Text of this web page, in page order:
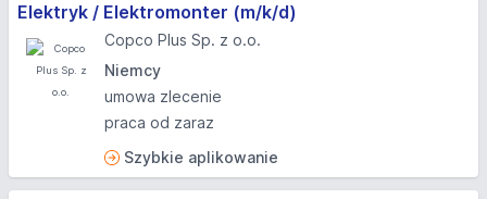
Elektryk / Elektromonter (m/k/d)
Copco Plus Sp. z o.o.
Niemcy
umowa zlecenie
praca od zaraz
Szybkie aplikowanie